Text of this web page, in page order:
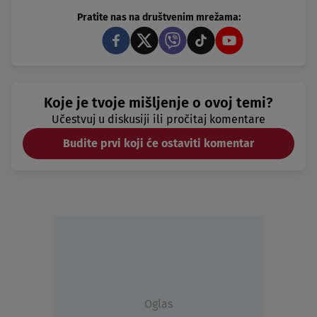
Pratite nas na društvenim mrežama:
Koje je tvoje mišljenje o ovoj temi?
Učestvuj u diskusiji ili pročitaj komentare
Budite prvi koji će ostaviti komentar
Oglas